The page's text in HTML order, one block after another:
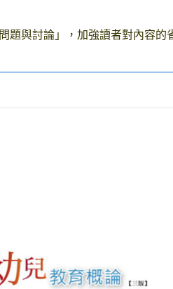
題與討論」，加強讀者對內容的